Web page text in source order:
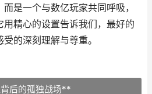
是一个与数亿玩家共同呼吸，
精心的设置告诉我们，最好的
的深刻理解与尊重。
后的孤独战场**